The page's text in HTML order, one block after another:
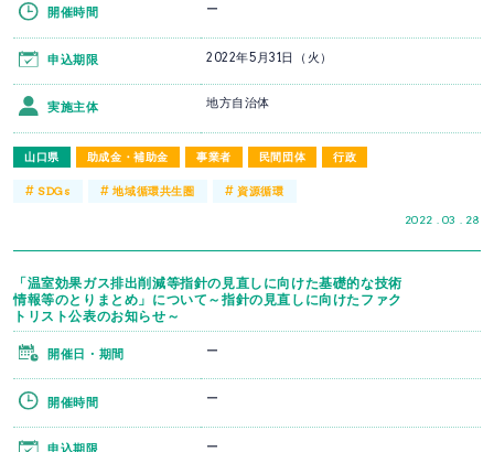
山口県 助成金・補助金 事業者 民間団体 行政
2022 . 03 . 28
開催時間 ー
申込期限 2022年5月31日（火）
実施主体 地方自治体
#SDGs #地域循環共生圏 #資源循環
「温室効果ガス排出削減等指針の見直しに向けた基礎的な技術
情報等のとりまとめ」について～指針の見直しに向けたファク
トリスト公表のお知らせ～
開催日・期間 ー
開催時間 ー
ー